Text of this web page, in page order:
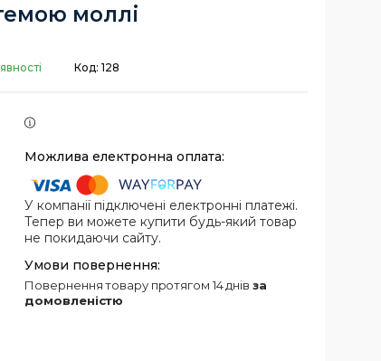
моллі
Код: 128
У компанії підключені електронні платежі.
Тепер ви можете купити будь-який товар
не покидаючи сайту.
повернення товару протягом 14 днів за
домовленістю